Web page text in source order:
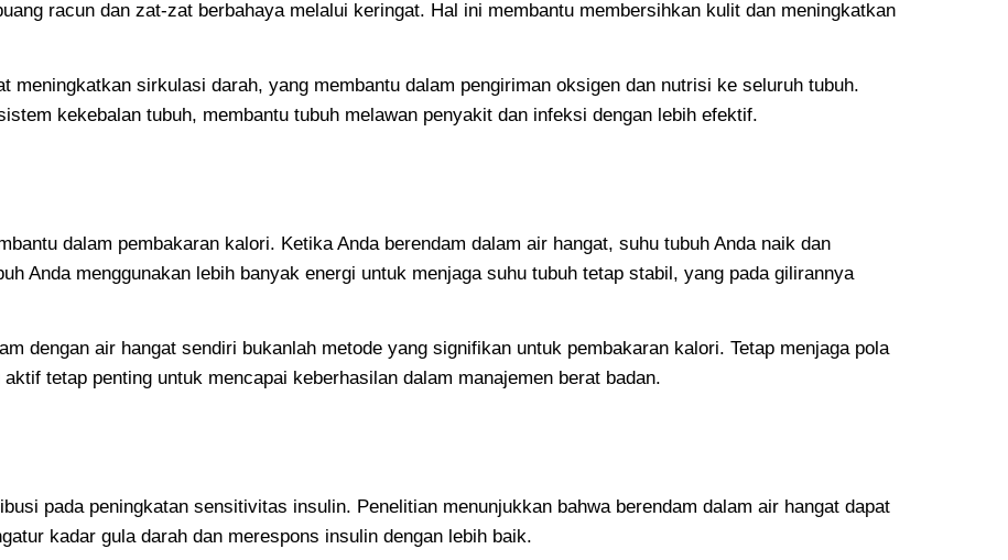
racun dan zat-zat berbahaya melalui keringat. Hal ini membantu membersihkan kulit dan meningkatkan
meningkatkan sirkulasi darah, yang membantu dalam pengiriman oksigen dan nutrisi ke seluruh tubuh.
kekebalan tubuh, membantu tubuh melawan penyakit dan infeksi dengan lebih efektif.
dalam pembakaran kalori. Ketika Anda berendam dalam air hangat, suhu tubuh Anda naik dan
Anda menggunakan lebih banyak energi untuk menjaga suhu tubuh tetap stabil, yang pada gilirannya
dengan air hangat sendiri bukanlah metode yang signifikan untuk pembakaran kalori. Tetap menjaga pola
tetap penting untuk mencapai keberhasilan dalam manajemen berat badan.
pada peningkatan sensitivitas insulin. Penelitian menunjukkan bahwa berendam dalam air hangat dapat
kadar gula darah dan merespons insulin dengan lebih baik.